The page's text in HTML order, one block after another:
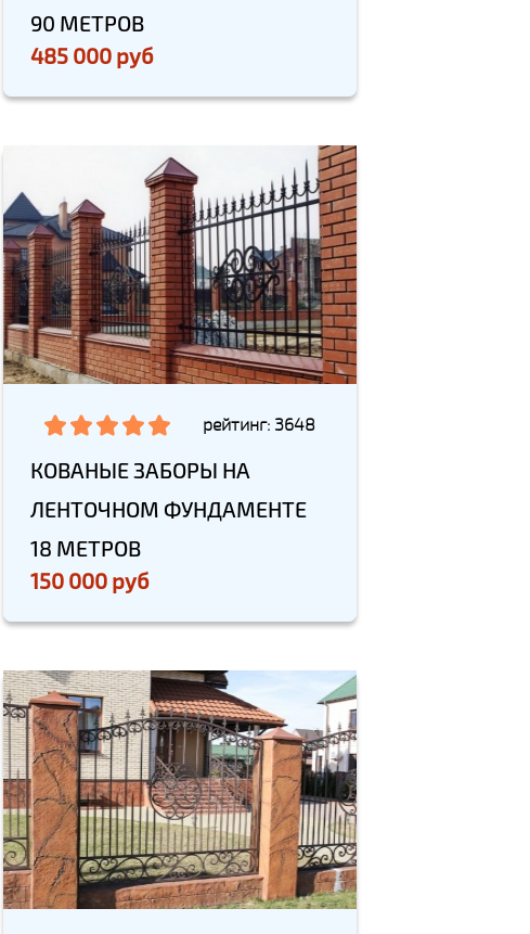
90 МЕТРОВ
485 000 руб
рейтинг: 3648
КОВАНЫЕ ЗАБОРЫ НА
ЛЕНТОЧНОМ ФУНДАМЕНТЕ
18 МЕТРОВ
150 000 руб